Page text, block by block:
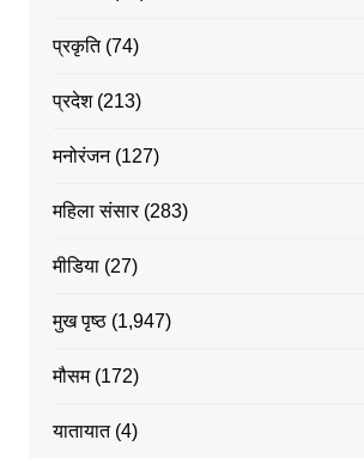
प्रकृति(74)
प्रदेश(213)
मनोरंजन(127)
महिला संसार(283)
मीडिया(27)
मुख पृष्ठ(1,947)
मौसम(172)
यातायात(4)